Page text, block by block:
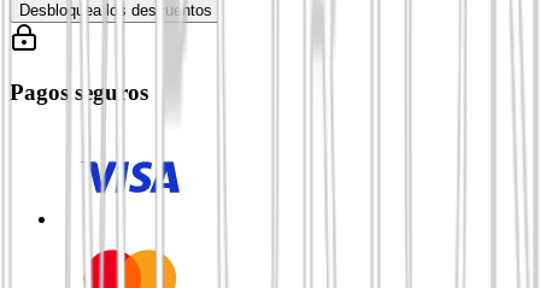
Desbloquea los descuentos
Pagos seguros